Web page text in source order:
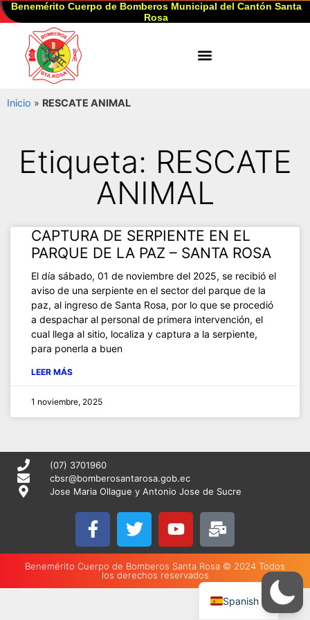
Benemérito Cuerpo de Bomberos Municipal del Cantón Santa
Rosa
Inicio » RESCATE ANIMAL
Etiqueta: RESCATE
ANIMAL
CAPTURA DE SERPIENTE EN EL
PARQUE DE LA PAZ – SANTA ROSA
El día sábado, 01 de noviembre del 2025, se recibió el
aviso de una serpiente en el sector del parque de la
paz, al ingreso de Santa Rosa, por lo que se procedió
a despachar al personal de primera intervención, el
cual llega al sitio, localiza y captura a la serpiente,
para ponerla a buen
LEER MÁS
1 noviembre, 2025
(07) 3701960
cbsr@bomberosantarosa.gob.ec
Jose Maria Ollague y Antonio Jose de Sucre
Benemérito Cuerpo de Bomberos Santa Rosa © 2024 Todos
los derechos reservados
Spanish